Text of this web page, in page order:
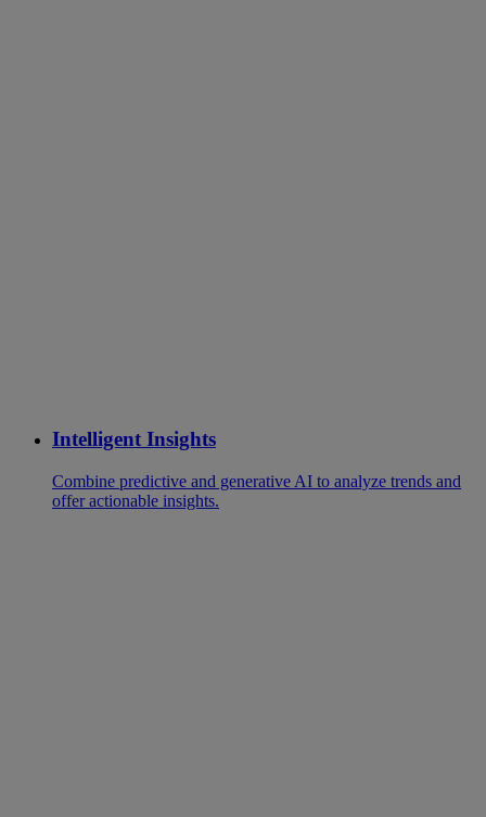
Intelligent Insights
Combine predictive and generative AI to analyze trends and
offer actionable insights.